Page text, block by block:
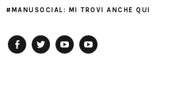
#MANUSOCIAL: MI TROVI ANCHE QUI